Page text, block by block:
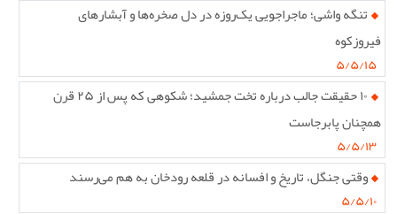
تنگه واشی؛ ماجراجویی یک‌روزه در دل صخره‌ها و آبشارهای
فیروزکوه
۵/۵/۱۵
۱۰ حقیقت جالب درباره تخت جمشید؛ شکوهی که پس از ۲۵ قرن
همچنان پابرجاست
۵/۵/۱۳
وقتی جنگل، تاریخ و افسانه در قلعه رودخان به هم می‌رسند
۵/۵/۱۰